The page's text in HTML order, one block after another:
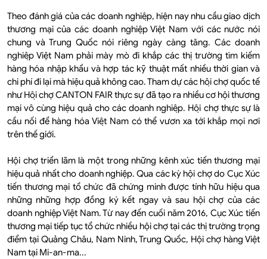
Theo đánh giá của các doanh nghiệp, hiện nay nhu cầu giao dịch
thương mại của các doanh nghiệp Việt Nam với các nước nói
chung và Trung Quốc nói riêng ngày càng tăng. Các doanh
nghiệp Việt Nam phải mày mò đi khắp các thị trường tìm kiếm
hàng hóa nhập khẩu và hợp tác kỹ thuật mất nhiều thời gian và
chi phí đi lại mà hiệu quả không cao. Tham dự các hội chợ quốc tế
như Hội chợ CANTON FAIR thực sự đã tạo ra nhiều cơ hội thương
mại vô cùng hiệu quả cho các doanh nghiệp. Hội chợ thực sự là
cầu nối để hàng hóa Việt Nam có thể vươn xa tới khắp mọi nơi
trên thế giới.
Hội chợ triển lãm là một trong những kênh xúc tiến thương mại
hiệu quả nhất cho doanh nghiệp. Qua các kỳ hội chợ do Cục Xúc
tiến thương mại tổ chức đã chứng minh được tính hữu hiệu qua
những những hợp đồng ký kết ngay và sau hội chợ của các
doanh nghiệp Việt Nam. Từ nay đến cuối năm 2016, Cục Xúc tiến
thương mại tiếp tục tổ chức nhiều hội chợ tại các thị trường trọng
điểm tại Quảng Châu, Nam Ninh, Trung Quốc, Hội chợ hàng Việt
Nam tại Mi-an-ma...